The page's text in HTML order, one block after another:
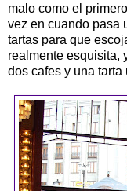
malo como el
vez en cuando pasa
tartas para que
realmente esquisita,
dos cafes y una tarta